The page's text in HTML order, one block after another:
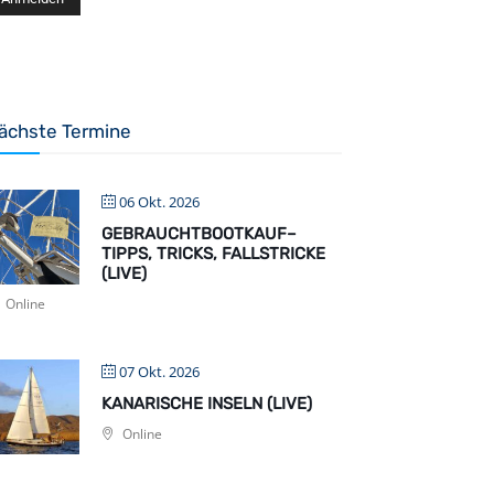
Termine
06 Okt. 2026
GEBRAUCHTBOOTKAUF–
TIPPS, TRICKS, FALLSTRICKE
(LIVE)
Online
07 Okt. 2026
KANARISCHE INSELN (LIVE)
Online